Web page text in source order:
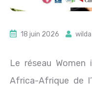
18 juin 2026
Le réseau
Africa-Afrique de